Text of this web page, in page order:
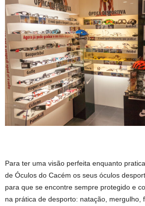
Para ter uma visão perfeita enquanto
de Óculos do Cacém os seus óculos
para que se encontre sempre protegido e
na prática de desporto: natação, mergulho,